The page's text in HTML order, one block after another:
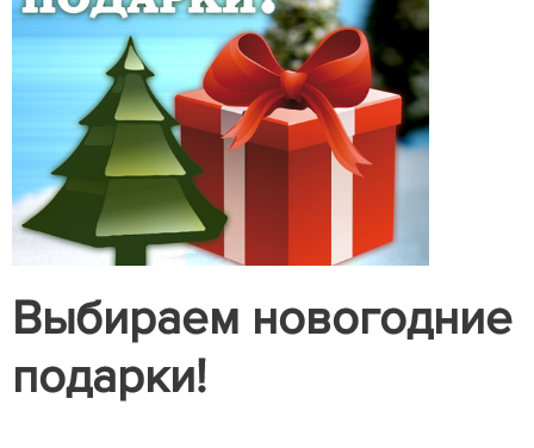
Выбираем новогодние
подарки!